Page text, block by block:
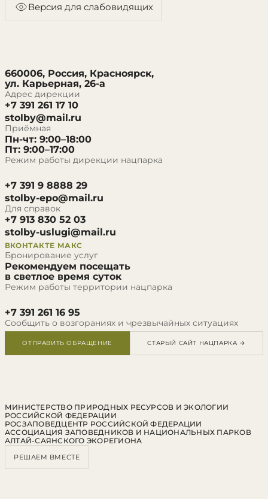
Версия для слабовидящих
660006, Россия, Красноярск,
ул. Карьерная, 26-а
Адрес дирекции
+7 391 261 17 10
stolby@mail.ru
Приёмная
Пн-чт: 9:00–18:00
Пт: 9:00–17:00
Режим работы дирекции нацпарка
+7 391 9 8888 29
stolby-epo@mail.ru
Для справок
+7 913 830 52 03
stolby-uslugi@mail.ru
ВКОНТАКТЕ МАКС
Бронирование услуг
Рекомендуем посещать
в светлое время суток
Режим работы территории нацпарка
+7 391 261 16 95
Сообщить о возгораниях и чрезвычайных ситуациях
ОТПРАВИТЬ ОБРАЩЕНИЕ СТАРЫЙ САЙТ НАЦПАРКА →
МИНИСТЕРСТВО ПРИРОДНЫХ РЕСУРСОВ И ЭКОЛОГИИ
РОССИЙСКОЙ ФЕДЕРАЦИИ
РОСЗАПОВЕДЦЕНТР РОССИЙСКОЙ ФЕДЕРАЦИИ
АССОЦИАЦИЯ ЗАПОВЕДНИКОВ И НАЦИОНАЛЬНЫХ ПАРКОВ
АЛТАЙ-САЯНСКОГО ЭКОРЕГИОНА
РЕШАЕМ ВМЕСТЕ